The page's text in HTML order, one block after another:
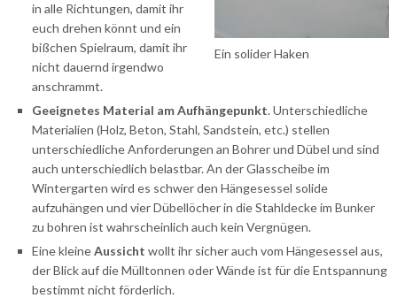
Ein solider Haken
in alle Richtungen, damit ihr
euch drehen könnt und ein
bißchen Spielraum, damit ihr
nicht dauernd irgendwo
anschrammt.
Geeignetes Material am Aufhängepunkt. Unterschiedliche
Materialien (Holz, Beton, Stahl, Sandstein, etc.) stellen
unterschiedliche Anforderungen an Bohrer und Dübel und sind
auch unterschiedlich belastbar. An der Glasscheibe im
Wintergarten wird es schwer den Hängesessel solide
aufzuhängen und vier Dübellöcher in die Stahldecke im Bunker
zu bohren ist wahrscheinlich auch kein Vergnügen.
Eine kleineAussicht wollt ihr sicher auch vom Hängesessel aus,
der Blick auf die Mülltonnen oder Wände ist für die Entspannung
bestimmt nicht förderlich.